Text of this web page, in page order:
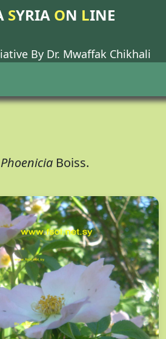
SYRIA ON LINE
By Dr. Mwaffak Chikhali
Boiss.